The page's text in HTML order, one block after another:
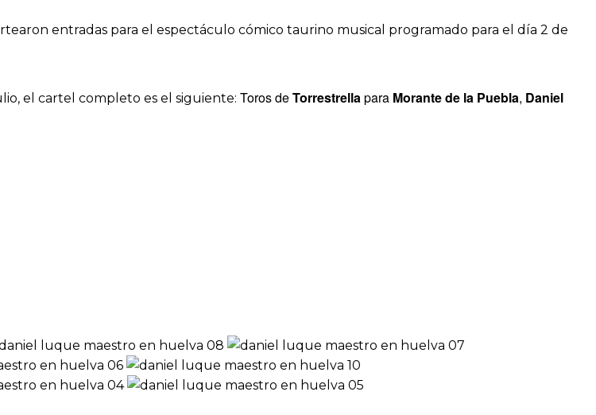
entradas para el espectáculo cómico taurino musical programado para el día 2 de
el cartel completo es el siguiente: Toros deTorrestrellapara Morante de la Puebla, Daniel